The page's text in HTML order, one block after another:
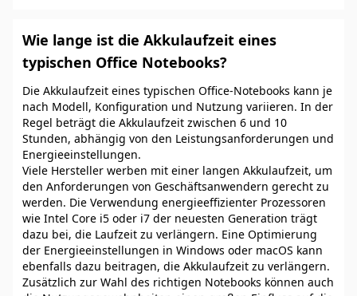
Wie lange ist die Akkulaufzeit eines
typischen Office Notebooks?
Die Akkulaufzeit eines typischen Office-Notebooks kann je
nach Modell, Konfiguration und Nutzung variieren. In der
Regel beträgt die Akkulaufzeit zwischen 6 und 10
Stunden, abhängig von den Leistungsanforderungen und
Energieeinstellungen.
Viele Hersteller werben mit einer langen Akkulaufzeit, um
den Anforderungen von Geschäftsanwendern gerecht zu
werden. Die Verwendung energieeffizienter Prozessoren
wie Intel Core i5 oder i7 der neuesten Generation trägt
dazu bei, die Laufzeit zu verlängern. Eine Optimierung
der Energieeinstellungen in Windows oder macOS kann
ebenfalls dazu beitragen, die Akkulaufzeit zu verlängern.
Zusätzlich zur Wahl des richtigen Notebooks können auch